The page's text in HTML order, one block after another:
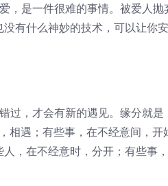
是一件很难的事情。被爱人抛
没有什么神妙的技术，可以让你
，才会有新的遇见。缘分就是
相遇；有些事，在不经意间，
人，在不经意时，分开；有些事